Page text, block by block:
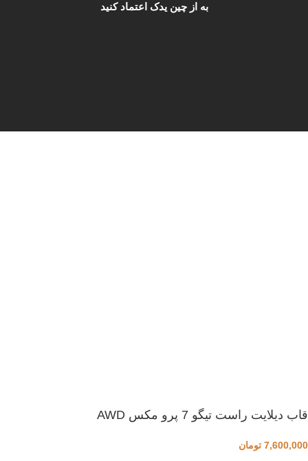
به از چین یدک اعتماد کنید
قاب دیلایت راست تیگو 7 پرو مکس AWD
7,600,000 تومان